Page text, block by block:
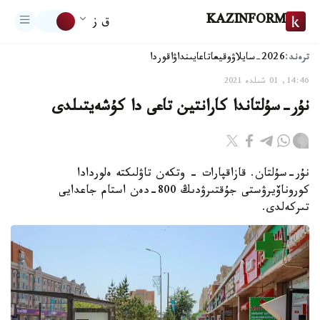
KAZINFORM ق ز
ترەند:2026-سايلاۋ وقيعاتاعايىنداۋاقوردا
14:46, 01 شىلدە 2021
نۇر-سۇلتاندا كارانتين تاعى دا كۇشەيتىلدى
نۇر-سۇلتان. قازاقپارات - وتكەن تاۋلىكتە ەلوردادا
كوروناۆيرۋستى جۇقتىرۋدىڭ 800-دەن استام جاعدايى
تىركەلدى.